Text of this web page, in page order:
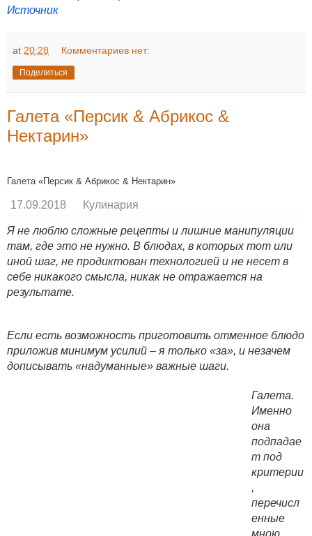
Источник
at 20:28 Комментариев нет:
Поделиться
Галета «Персик & Абрикос &
Нектарин»
Галета «Персик & Абрикос & Нектарин»
17.09.2018 Кулинария
Я не люблю сложные рецепты и лишние манипуляции
там, где это не нужно. В блюдах, в которых тот или
иной шаг, не продиктован технологией и не несет в
себе никакого смысла, никак не отражается на
результате.
Если есть возможность приготовить отменное блюдо
приложив минимум усилий – я только «за», и незачем
дописывать «надуманные» важные шаги.
Галета.
Именно
она
подпадае
т под
критерии
,
перечисл
енные
мною